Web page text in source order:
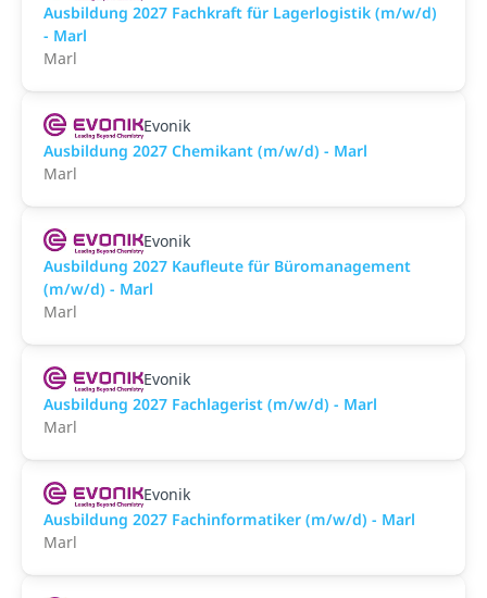
Ausbildung 2027 Fachkraft für Lagerlogistik (m/w/d)
- Marl
Marl
Evonik
Ausbildung 2027 Chemikant (m/w/d) - Marl
Marl
Evonik
Ausbildung 2027 Kaufleute für Büromanagement
(m/w/d) - Marl
Marl
Evonik
Ausbildung 2027 Fachlagerist (m/w/d) - Marl
Marl
Evonik
Ausbildung 2027 Fachinformatiker (m/w/d) - Marl
Marl